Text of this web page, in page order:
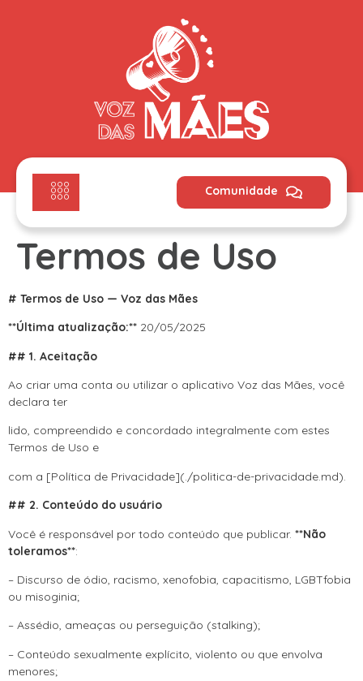
Comunidade
Termos de Uso
# Termos de Uso — Voz das Mães
**Última atualização:** 20/05/2025
## 1. Aceitação
Ao criar uma conta ou utilizar o aplicativo Voz das Mães, você
declara ter
lido, compreendido e concordado integralmente com estes
Termos de Uso e
com a [Política de Privacidade](./politica-de-privacidade.md).
## 2. Conteúdo do usuário
Você é responsável por todo conteúdo que publicar. **Não
toleramos**:
– Discurso de ódio, racismo, xenofobia, capacitismo, LGBTfobia
ou misoginia;
– Assédio, ameaças ou perseguição (stalking);
– Conteúdo sexualmente explícito, violento ou que envolva
menores;